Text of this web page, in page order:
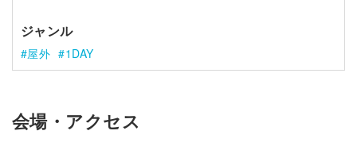
ジャンル
屋外 1DAY
会場・アクセス